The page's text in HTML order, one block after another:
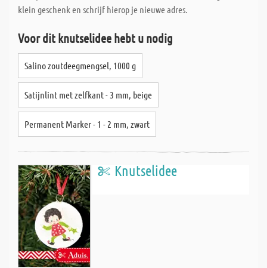
klein geschenk en schrijf hierop je nieuwe adres.
Voor dit knutselidee hebt u nodig
Salino zoutdeegmengsel, 1000 g
Satijnlint met zelfkant - 3 mm, beige
Permanent Marker - 1 - 2 mm, zwart
Knutselidee